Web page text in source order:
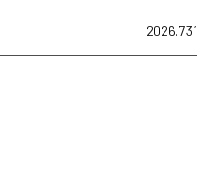
2026.7.31